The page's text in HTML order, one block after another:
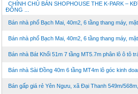
CHÍNH CHỦ BÁN SHOPHOUSE THE K-PARK –
ĐÔNG ...
Bán nhà phố Bạch Mai, 40m2, 6 tầng thang máy, mặt
Bán nhà phố Bạch Mai, 40m2, 6 tầng thang máy, mặt
Bán nhà Bát Khối 51m 7 tầng MT5.7m phân lô ô tô
Bán nhà Sài Đồng 40m 6 tầng MT4m lô góc kinh
Bán gấp giá rẻ Yên Ngưu, xã Đại Thanh 549m/